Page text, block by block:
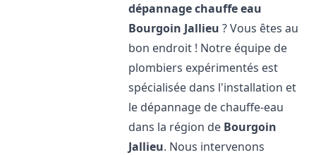
dépannage chauffe eau
Bourgoin Jallieu ? Vous êtes au
bon endroit ! Notre équipe de
plombiers expérimentés est
spécialisée dans l'installation et
le dépannage de chauffe-eau
dans la région de Bourgoin
Jallieu. Nous intervenons